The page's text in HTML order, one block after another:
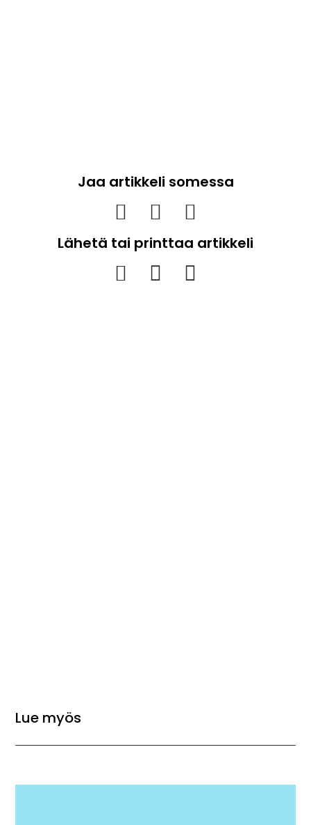
Jaa artikkeli somessa
Lähetä tai printtaa artikkeli
Lue myös